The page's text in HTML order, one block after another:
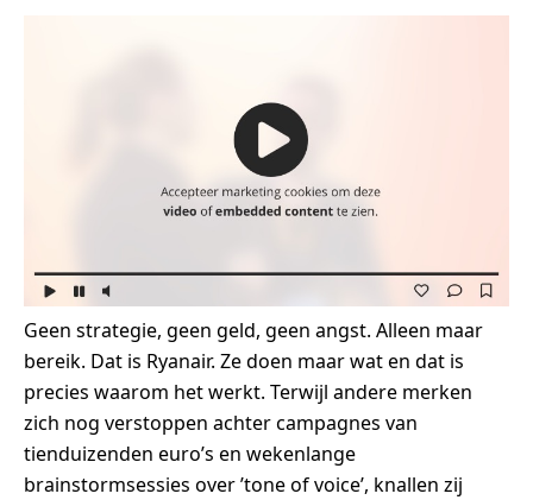
Geen strategie, geen geld, geen angst. Alleen maar
bereik. Dat is Ryanair. Ze doen maar wat en dat is
precies waarom het werkt. Terwijl andere merken
zich nog verstoppen achter campagnes van
tienduizenden euro’s en wekenlange
brainstormsessies over ’tone of voice’, knallen zij